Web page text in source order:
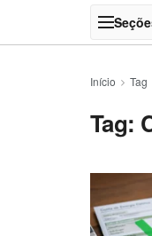
Início Tag
Tag: